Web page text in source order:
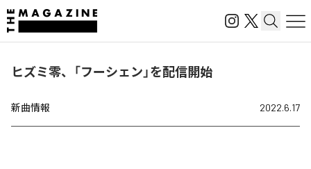
ヒズミ零、「フーシェン」を配信開始
新曲情報 2022.6.17